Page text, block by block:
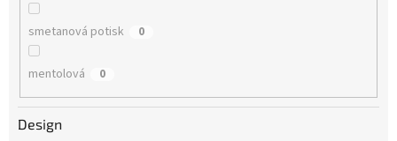
smetanová potisk 0
mentolová 0
Design